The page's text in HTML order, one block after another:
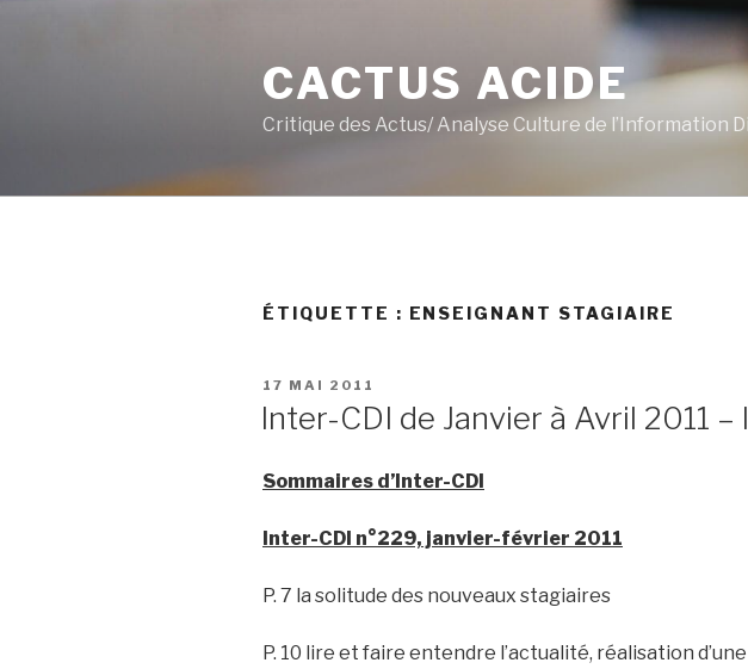
CACTUS ACIDE
Critique des Actus/ Analyse Culture de l’Information
ÉTIQUETTE : ENSEIGNANT STAGIAIRE
PUBLIÉ
17 MAI 2011
Inter-CDI de Janvier à Avril 2011 –
Sommaires d’Inter-CDI
Inter-CDI n°229, janvier-février 2011
P. 7 la solitude des nouveaux stagiaires
P. 10 lire et faire entendre l’actualité, réalisation